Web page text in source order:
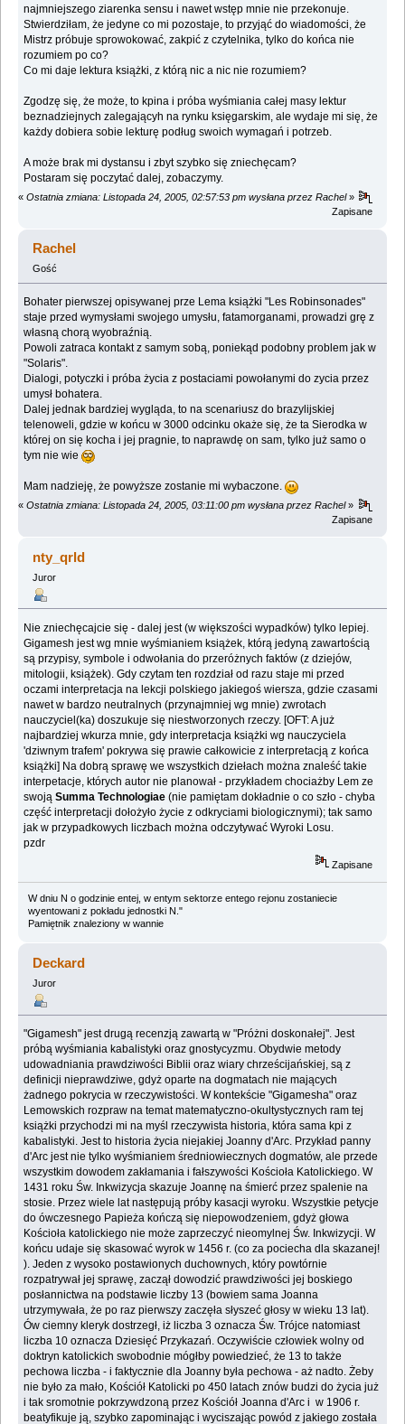
najmniejszego ziarenka sensu i nawet wstęp mnie nie przekonuje.
Stwierdziłam, że jedyne co mi pozostaje, to przyjąć do wiadomości, że
Mistrz próbuje sprowokować, zakpić z czytelnika, tylko do końca nie
rozumiem po co?
Co mi daje lektura książki, z którą nic a nic nie rozumiem?
Zgodzę się, że może, to kpina i próba wyśmiania całej masy lektur
beznadziejnych zalegającyh na rynku księgarskim, ale wydaje mi się, że
każdy dobiera sobie lekturę podług swoich wymagań i potrzeb.
A może brak mi dystansu i zbyt szybko się zniechęcam?
Postaram się poczytać dalej, zobaczymy.
« Ostatnia zmiana: Listopada 24, 2005, 02:57:53 pm wysłana przez Rachel»
Zapisane
Rachel
Gość
Bohater pierwszej opisywanej prze Lema książki "Les Robinsonades"
staje przed wymysłami swojego umysłu, fatamorganami, prowadzi grę z
własną chorą wyobraźnią.
Powoli zatraca kontakt z samym sobą, poniekąd podobny problem jak w
"Solaris".
Dialogi, potyczki i próba życia z postaciami powołanymi do zycia przez
umysł bohatera.
Dalej jednak bardziej wygląda, to na scenariusz do brazylijskiej
telenoweli, gdzie w końcu w 3000 odcinku okaże się, że ta Sierodka w
której on się kocha i jej pragnie, to naprawdę on sam, tylko już samo o
tym nie wie
Mam nadzieję, że powyższe zostanie mi wybaczone.
« Ostatnia zmiana: Listopada 24, 2005, 03:11:00 pm wysłana przez Rachel»
Zapisane
nty_qrld
Juror
Nie zniechęcajcie się - dalej jest (w większości wypadków) tylko lepiej.
Gigamesh jest wg mnie wyśmianiem książek, którą jedyną zawartością
są przypisy, symbole i odwołania do przeróżnych faktów (z dziejów,
mitologii, książek). Gdy czytam ten rozdział od razu staje mi przed
oczami interpretacja na lekcji polskiego jakiegoś wiersza, gdzie czasami
nawet w bardzo neutralnych (przynajmniej wg mnie) zwrotach
nauczyciel(ka) doszukuje się niestworzonych rzeczy. [OFT: A już
najbardziej wkurza mnie, gdy interpretacja książki wg nauczyciela
'dziwnym trafem' pokrywa się prawie całkowicie z interpretacją z końca
książki] Na dobrą sprawę we wszystkich dziełach można znaleść takie
interpetacje, których autor nie planował - przykładem chociażby Lem ze
swojąSumma Technologiae (nie pamiętam dokładnie o co szło - chyba
część interpretacji dołożyło życie z odkryciami biologicznymi); tak samo
jak w przypadkowych liczbach można odczytywać Wyroki Losu.
pzdr
Zapisane
W dniu N o godzinie entej, w entym sektorze entego rejonu zostaniecie
wyentowani z pokładu jednostki N."
Pamiętnik znaleziony w wannie
Deckard
Juror
"Gigamesh" jest drugą recenzją zawartą w "Próżni doskonałej". Jest
próbą wyśmiania kabalistyki oraz gnostycyzmu. Obydwie metody
udowadniania prawdziwości Biblii oraz wiary chrześcijańskiej, są z
definicji nieprawdziwe, gdyż oparte na dogmatach nie mających
żadnego pokrycia w rzeczywistości. W kontekście "Gigamesha" oraz
Lemowskich rozpraw na temat matematyczno-okultystycznych ram tej
książki przychodzi mi na myśl rzeczywista historia, która sama kpi z
kabalistyki. Jest to historia życia niejakiej Joanny d'Arc. Przykład panny
d'Arc jest nie tylko wyśmianiem średniowiecznych dogmatów, ale przede
wszystkim dowodem zakłamania i fałszywości Kościoła Katolickiego. W
1431 roku Św. Inkwizycja skazuje Joannę na śmierć przez spalenie na
stosie. Przez wiele lat następują próby kasacji wyroku. Wszystkie petycje
do ówczesnego Papieża kończą się niepowodzeniem, gdyż głowa
Kościoła katolickiego nie może zaprzeczyć nieomylnej Św. Inkwizycji. W
końcu udaje się skasować wyrok w 1456 r. (co za pociecha dla skazanej!
). Jeden z wysoko postawionych duchownych, który powtórnie
rozpatrywał jej sprawę, zaczął dowodzić prawdziwości jej boskiego
posłannictwa na podstawie liczby 13 (bowiem sama Joanna
utrzymywała, że po raz pierwszy zaczęła słyszeć głosy w wieku 13 lat).
Ów ciemny kleryk dostrzegł, iż liczba 3 oznacza Św. Trójce natomiast
liczba 10 oznacza Dziesięć Przykazań. Oczywiście człowiek wolny od
doktryn katolickich swobodnie mógłby powiedzieć, że 13 to także
pechowa liczba - i faktycznie dla Joanny była pechowa - aż nadto. Żeby
nie było za mało, Kościół Katolicki po 450 latach znów budzi do życia już
i tak sromotnie pokrzywdzoną przez Kościół Joanna d'Arc i w 1906 r.
beatyfikuje ją, szybko zapominając i wyciszając powód z jakiego została